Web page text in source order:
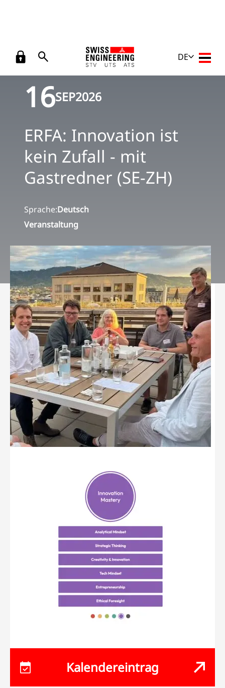
DE
Zurück
Veranstaltungen
ERFA: Innovation ist kein Zufall - mit
Gastredner (SE-ZH)
16SEP2026
ERFA: Innovation ist
kein Zufall - mit
Gastredner (SE-ZH)
Sprache:Deutsch
Veranstaltung
Kalendereintrag